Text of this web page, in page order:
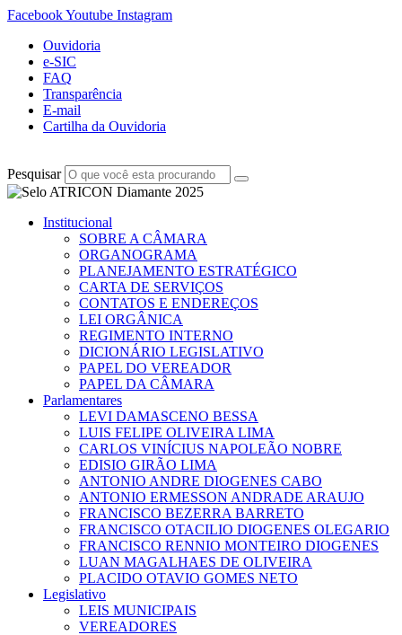
FacebookYoutube Instagram
Ouvidoria
e-SIC
FAQ
Transparência
E-mail
Cartilha da Ouvidoria
Pesquisar
Institucional
SOBRE A CÂMARA
ORGANOGRAMA
PLANEJAMENTO ESTRATÉGICO
CARTA DE SERVIÇOS
CONTATOS E ENDEREÇOS
LEI ORGÂNICA
REGIMENTO INTERNO
DICIONÁRIO LEGISLATIVO
PAPEL DO VEREADOR
PAPEL DA CÂMARA
Parlamentares
LEVI DAMASCENO BESSA
LUIS FELIPE OLIVEIRA LIMA
CARLOS VINÍCIUS NAPOLEÃO NOBRE
EDISIO GIRÃO LIMA
ANTONIO ANDRE DIOGENES CABO
ANTONIO ERMESSON ANDRADE ARAUJO
FRANCISCO BEZERRA BARRETO
FRANCISCO OTACILIO DIOGENES OLEGARIO
FRANCISCO RENNIO MONTEIRO DIOGENES
LUAN MAGALHAES DE OLIVEIRA
PLACIDO OTAVIO GOMES NETO
Legislativo
LEIS MUNICIPAIS
VEREADORES